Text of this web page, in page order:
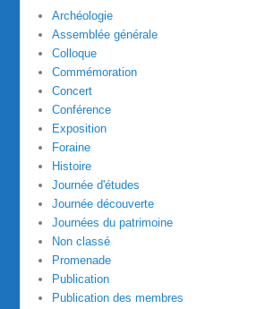
Archéologie
Assemblée générale
Colloque
Commémoration
Concert
Conférence
Exposition
Foraine
Histoire
Journée d'études
Journée découverte
Journées du patrimoine
Non classé
Promenade
Publication
Publication des membres